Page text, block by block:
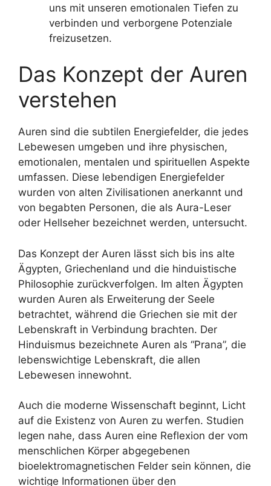
uns mit unseren emotionalen Tiefen zu
verbinden und verborgene Potenziale
freizusetzen.
Das Konzept der Auren
verstehen
Auren sind die subtilen Energiefelder, die jedes
Lebewesen umgeben und ihre physischen,
emotionalen, mentalen und spirituellen Aspekte
umfassen. Diese lebendigen Energiefelder
wurden von alten Zivilisationen anerkannt und
von begabten Personen, die als Aura-Leser
oder Hellseher bezeichnet werden, untersucht.
Das Konzept der Auren lässt sich bis ins alte
Ägypten, Griechenland und die hinduistische
Philosophie zurückverfolgen. Im alten Ägypten
wurden Auren als Erweiterung der Seele
betrachtet, während die Griechen sie mit der
Lebenskraft in Verbindung brachten. Der
Hinduismus bezeichnete Auren als “Prana”, die
lebenswichtige Lebenskraft, die allen
Lebewesen innewohnt.
Auch die moderne Wissenschaft beginnt, Licht
auf die Existenz von Auren zu werfen. Studien
legen nahe, dass Auren eine Reflexion der vom
menschlichen Körper abgegebenen
bioelektromagnetischen Felder sein können, die
wichtige Informationen über den